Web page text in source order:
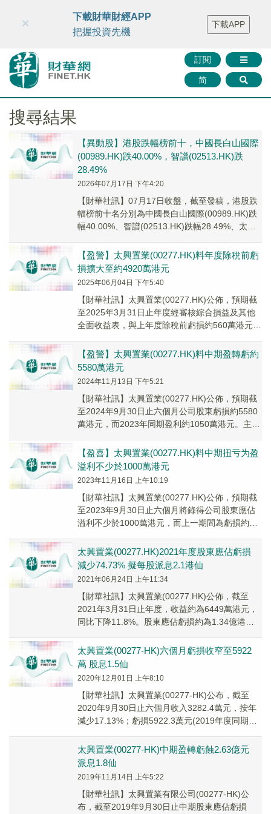
財華智庫網 FINTV FINMETA 財華證券 媒體矩陣
智庫沙龍
聯絡我們
訂閱
简
×
下載財華財經APP
把握投資先機
下載APP
搜尋結果
【異動股】港股跌幅榜前十，中國長白山國際
(00989.HK)跌40.00%，智譜(02513.HK)跌
28.49%
2026年07月17日 下午4:20
【財華社訊】07月17日收盤，截至發稿，港股跌
幅榜前十名分別為中國長白山國際(00989.HK)跌
幅40.00%、智譜(02513.HK)跌幅28.49%、太興
【盈警】太興置業(00277.HK)料年度除稅前虧
損擴大至約4920萬港元
2025年06月04日 下午5:40
【財華社訊】太興置業(00277.HK)公佈，預期截
至2025年3月31日止年度經審核綜合損益及其他
全面收益表，與上年度除稅前虧損約560萬港元比
【盈警】太興置業(00277.HK)料中期盈轉虧約
5580萬港元
2024年11月13日 下午5:21
【財華社訊】太興置業(00277.HK)公佈，預期截
至2024年9月30日止六個月公司股東虧損約5580
萬港元，而2023年同期盈利約1050萬港元。主要
【盈喜】太興置業(00277.HK)料中期扭亏为盈
溢利不少於1000萬港元
2023年11月16日 上午10:19
【財華社訊】太興置業(00277.HK)公佈，預期截
至2023年9月30日止六個月將錄得公司股東應佔
溢利不少於1000萬港元，而上一期間為虧損約
太興置業(00277.HK)2021年度股東應佔虧損
減少74.73% 擬每股派息2.1港仙
2021年06月24日 上午11:34
【財華社訊】太興置業(00277.HK)公佈，截至
2021年3月31日止年度，收益約為6449萬港元，
同比下降11.8%。股東應佔虧損約為1.34億港
太興置業(00277-HK)六個月虧損收窄至5922
萬 股息1.5仙
2020年12月01日 上午8:10
【財華社訊】太興置業(00277-HK)公布，截至
2020年9月30日止六個月收入3282.4萬元，按年
減少17.13%；虧損5922.3萬元(2019年度同期虧
太興置業(00277-HK)中期盈轉虧蝕2.63億元
派息1.8仙
2019年11月14日 上午5:22
【財華社訊】太興置業有限公司(00277-HK)公
布，截至2019年9月30日止中期股東應佔虧損